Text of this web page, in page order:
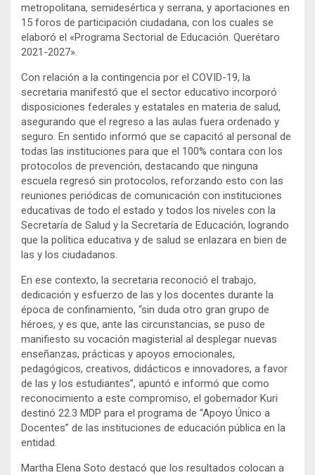
metropolitana, semidesértica y serrana, y aportaciones en
15 foros de participación ciudadana, con los cuales se
elaboró el «Programa Sectorial de Educación. Querétaro
2021-2027».
Con relación a la contingencia por el COVID-19, la
secretaria manifestó que el sector educativo incorporó
disposiciones federales y estatales en materia de salud,
asegurando que el regreso a las aulas fuera ordenado y
seguro. En sentido informó que se capacitó al personal de
todas las instituciones para que el 100% contara con los
protocolos de prevención, destacando que ninguna
escuela regresó sin protocolos, reforzando esto con las
reuniones periódicas de comunicación con instituciones
educativas de todo el estado y todos los niveles con la
Secretaría de Salud y la Secretaría de Educación, logrando
que la política educativa y de salud se enlazara en bien de
las y los ciudadanos.
En ese contexto, la secretaria reconoció el trabajo,
dedicación y esfuerzo de las y los docentes durante la
época de confinamiento, “sin duda otro gran grupo de
héroes, y es que, ante las circunstancias, se puso de
manifiesto su vocación magisterial al desplegar nuevas
enseñanzas, prácticas y apoyos emocionales,
pedagógicos, creativos, didácticos e innovadores, a favor
de las y los estudiantes”, apuntó e informó que como
reconocimiento a este compromiso, el gobernador Kuri
destinó 22.3 MDP para el programa de “Apoyo Único a
Docentes” de las instituciones de educación pública en la
entidad.
Martha Elena Soto destacó que los resultados colocan a